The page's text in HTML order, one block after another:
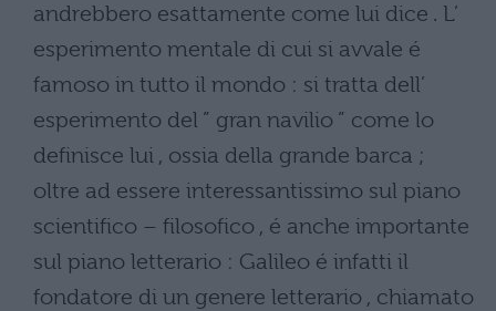
andrebbero esattamente come lui dice . L’
esperimento mentale di cui si avvale é
famoso in tutto il mondo : si tratta dell’
esperimento del ” gran navilio ” come lo
definisce lui , ossia della grande barca ;
oltre ad essere interessantissimo sul piano
scientifico – filosofico , é anche importante
sul piano letterario : Galileo é infatti il
fondatore di un genere letterario , chiamato